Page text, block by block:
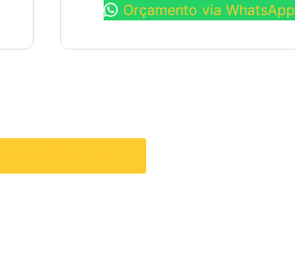
Orçamento via WhatsApp